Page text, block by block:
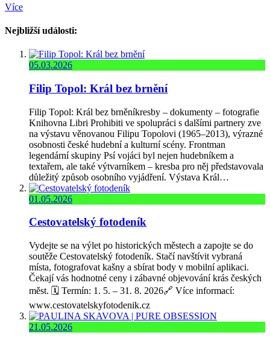
Více
Nejbližší události:
05.03.2026
Filip Topol: Král bez brnění
Filip Topol: Král bez brněníkresby – dokumenty – fotografie
Knihovna Libri Prohibiti ve spolupráci s dalšími partnery zve
na výstavu věnovanou Filipu Topolovi (1965–2013), výrazné
osobnosti české hudební a kulturní scény. Frontman
legendární skupiny Psí vojáci byl nejen hudebníkem a
textařem, ale také výtvarníkem – kresba pro něj představovala
důležitý způsob osobního vyjádření. Výstava Král…
01.05.2026
Cestovatelský fotodeník
Vydejte se na výlet po historických městech a zapojte se do
soutěže Cestovatelský fotodeník. Stačí navštívit vybraná
místa, fotografovat kašny a sbírat body v mobilní aplikaci.
Čekají vás hodnotné ceny i zábavné objevování krás českých
měst. 🗓️ Termín: 1. 5. – 31. 8. 2026🔗 Více informací:
www.cestovatelskyfotodenik.cz
21.05.2026